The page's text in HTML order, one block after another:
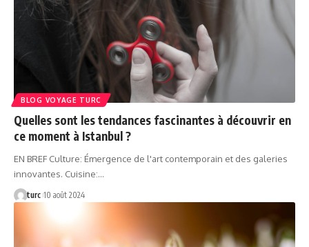
BLOG VOYAGE TURC
Quelles sont les tendances fascinantes à découvrir en
ce moment à Istanbul ?
EN BREF Culture: Émergence de l'art contemporain et des galeries
innovantes. Cuisine:…
turc 10 août 2024